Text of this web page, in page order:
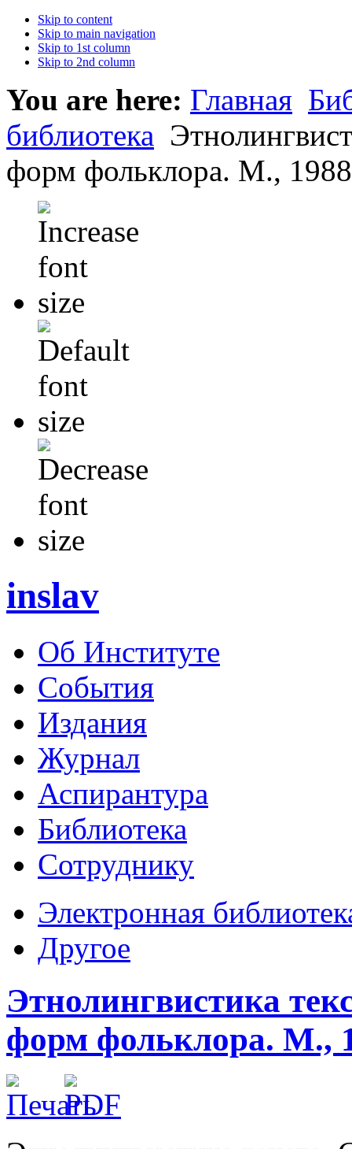
Skip to content
Skip to main navigation
Skip to 1st column
Skip to 2nd column
You are here: Главная
библиотека
форм фольклора. М.,
inslav
Об Институте
События
Издания
Журнал
Аспирантура
Библиотека
Сотруднику
Электронная
Другое
Этнолингвистика
форм фольклора. М.,